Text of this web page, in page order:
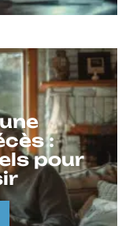
:
pour